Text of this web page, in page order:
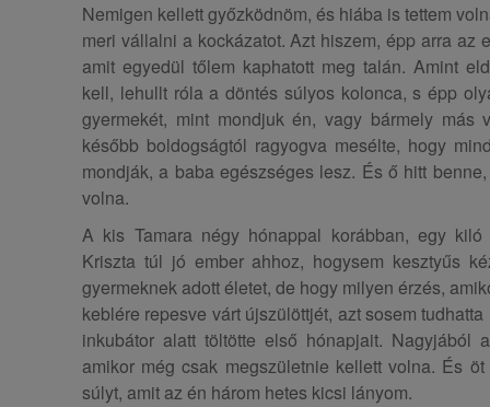
Nemigen kellett győzködnöm, és hiába is tettem
meri vállalni a kockázatot. Azt hiszem, épp arra az
amit egyedül tőlem kaphatott meg talán. Amint
kell, lehullt róla a döntés súlyos kolonca, s épp
gyermekét, mint mondjuk én, vagy bármely más
később boldogságtól ragyogva mesélte, hogy
mondják, a baba egészséges lesz. És ő hitt
volna.
A kis Tamara négy hónappal korábban, egy
Kriszta túl jó ember ahhoz, hogysem kesztyűs
gyermeknek adott életet, de hogy milyen érzés,
keblére repesve várt újszülöttjét, azt sosem
inkubátor alatt töltötte első hónapjait. Nagyjából
amikor még csak megszületnie kellett volna. És
súlyt, amit az én három hetes kicsi lányom.